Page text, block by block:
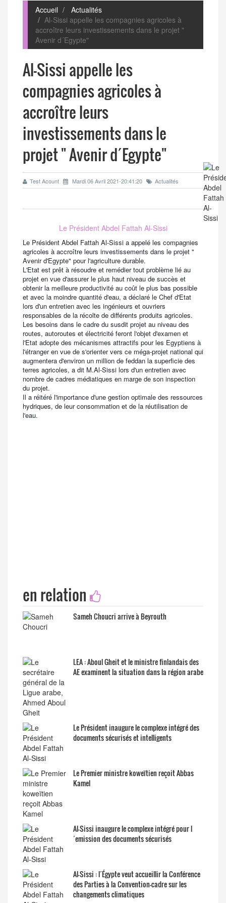
Accueil
Actualités
Al-Sissi appelle les compagnies agricoles à
accroître leurs investissements dans le projet "
Avenir d´Egypte"
Al-Sissi appelle les
compagnies agricoles à
accroître leurs
investissements dans le
projet " Avenir d´Egypte"
Test Acount Mardi 06 Avril 2021-20:41:20 Actualités
Le Président Abdel Fattah Al-Sissi
Le Président Abdel Fattah Al-Sissi a appelé les compagnies
agricoles à accroître leurs investissements dans le projet "
Avenir d'Egypte" pour l'agriculture durable.
L'Etat est prêt à résoudre et remédier tout problème lié au
projet en vue d'assurer le plus haut niveau de succès et
obtenir la meilleure productivité au coût le plus bas possible
et avec la moindre quantité d'eau, a déclaré le Chef d'Etat
lors d'un entretien avec les ingénieurs et ouvriers
responsables de la récolte de différents produits agricoles.
Les besoins dans le cadre du susdit projet au niveau des
routes, autoroutes et électricité feront l'objet d'examen et
l'Etat adopte des mécanismes attractifs pour les Egyptiens à
l'étranger en vue de s'orienter vers ce méga-projet national qui
augmentera d'environ un million de feddan la superficie des
terres agricoles, a dit M.Al-Sissi lors d'un entretien avec
nombre de cadres médiatiques en marge de son inspection
du projet.
Il a réitéré l'importance d'une gestion optimale des ressources
hydriques, de leur consommation et de la réutilisation de
l'eau.
en relation
Sameh Choucri arrive à Beyrouth
LEA : Aboul Gheit et le ministre finlandais des
AE examinent la situation dans la région arabe
Le Président inaugure le complexe intégré des
documents sécurisés et intelligents
Le Premier ministre koweïtien reçoit Abbas
Kamel
Al-Sissi inaugure le complexe intégré pour l
´emission des documents sécurisés
Al-Sissi : l´Égypte veut accueillir la Conférence
des Parties à la Convention-cadre sur les
changements climatiques